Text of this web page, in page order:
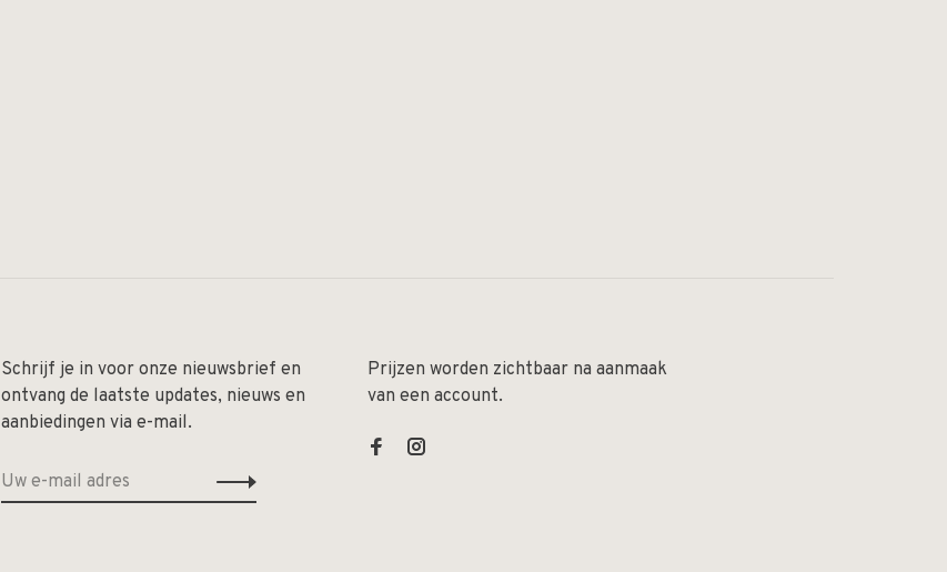
Schrijf je in voor onze nieuwsbrief en
ontvang de laatste updates, nieuws en
aanbiedingen via e-mail.
Prijzen worden zichtbaar na aanmaak
van een account.